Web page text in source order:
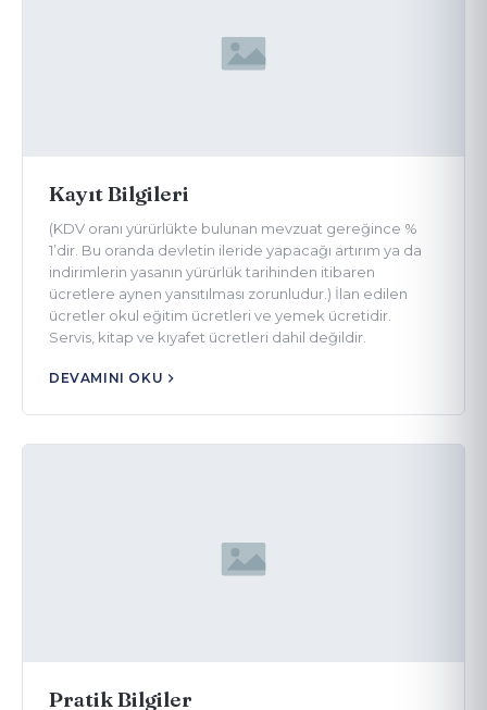
Kayıt Bilgileri
(KDV oranı yürürlükte bulunan mevzuat gereğince %
1’dir. Bu oranda devletin ileride yapacağı artırım ya da
indirimlerin yasanın yürürlük tarihinden itibaren
ücretlere aynen yansıtılması zorunludur.) İlan edilen
ücretler okul eğitim ücretleri ve yemek ücretidir.
Servis, kitap ve kıyafet ücretleri dahil değildir.
DEVAMINI OKU
Pratik Bilgiler